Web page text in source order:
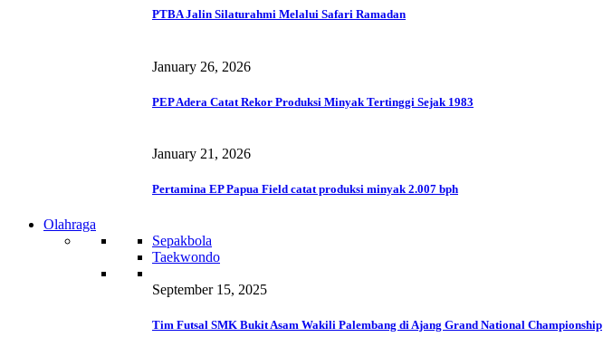
PTBA Jalin Silaturahmi Melalui Safari Ramadan
January 26, 2026
PEP Adera Catat Rekor Produksi Minyak Tertinggi Sejak 1983
January 21, 2026
Pertamina EP Papua Field catat produksi minyak 2.007 bph
Olahraga
Sepakbola
Taekwondo
September 15, 2025
Tim Futsal SMK Bukit Asam Wakili Palembang di Ajang Grand National Championship